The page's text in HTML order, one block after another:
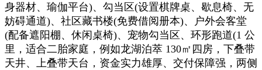
身器材、瑜伽平台)、勾当区(设置棋牌桌、歇息椅、无
妨碍通道)、社区藏书楼(免费借阅册本)、户外会客堂
(配备遮阳棚、休闲桌椅)、宠物勾当区、环形跑道(1 公
里，适合二胎家庭，例如龙湖泊萃 130㎡四房，下叠带
天井、上叠带天台，资金实力雄厚、交付保障强，两侧